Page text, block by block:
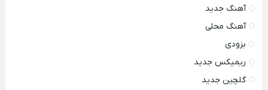
آهنگ جدید
آهنگ محلی
بزودی
ریمیکس جدید
گلچین جدید